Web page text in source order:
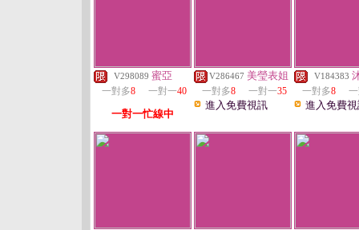
V298089 蜜亞
一對多8 一對一40
一對一忙線中
V286467 美瑩表姐
一對多8 一對一35
進入免費視訊
V184383
一對多8
進入免費